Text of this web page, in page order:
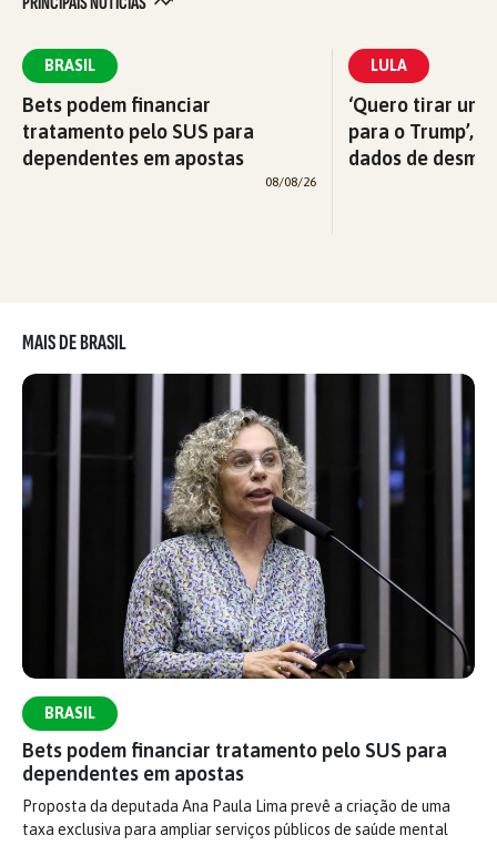
BRASIL
Bets podem financiar
tratamento pelo SUS para
dependentes em apostas
08/08/26
LULA
‘Quero tirar
para o Trump’,
dados de
MAIS DE BRASIL
BRASIL
Bets podem financiar tratamento pelo SUS para
dependentes em apostas
Proposta da deputada Ana Paula Lima prevê a criação de uma
taxa exclusiva para ampliar serviços públicos de saúde mental